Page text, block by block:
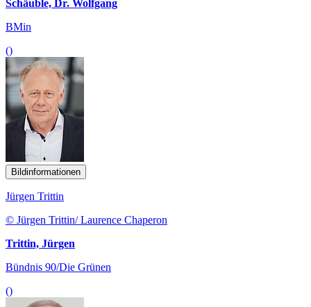
Schäuble, Dr. Wolfgang
BMin
()
Bildinformationen
Jürgen Trittin
© Jürgen Trittin/ Laurence Chaperon
Trittin, Jürgen
Bündnis 90/Die Grünen
()